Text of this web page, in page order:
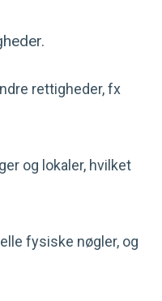
rettigheder, fx
og lokaler, hvilket
fysiske nøgler, og